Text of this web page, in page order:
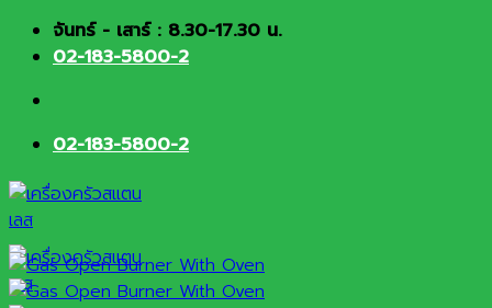
Skip จันทร์ - เสาร์ : 8.30-17.30 น.
02-183-5800-2
02-183-5800-2